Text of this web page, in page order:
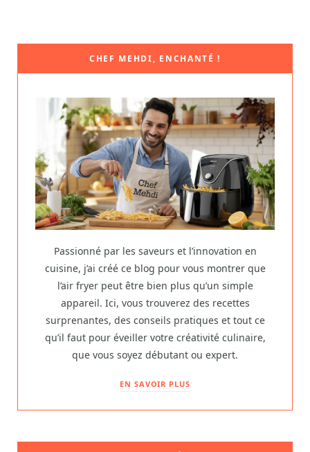
CHEF MEHDI, ENCHANTÉ !
Passionné par les saveurs et l’innovation en
cuisine, j’ai créé ce blog pour vous montrer que
l’air fryer peut être bien plus qu’un simple
appareil. Ici, vous trouverez des recettes
surprenantes, des conseils pratiques et tout ce
qu’il faut pour éveiller votre créativité culinaire,
que vous soyez débutant ou expert.
EN SAVOIR PLUS